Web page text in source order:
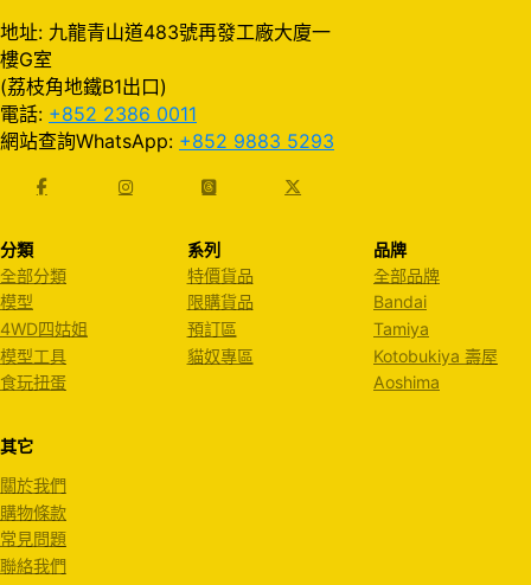
地址: 九龍青山道483號再發工廠大廈一
樓G室
(荔枝角地鐵B1出口)
電話: +852 2386 0011
網站查詢WhatsApp: +852 9883 5293
分類
全部分類
模型
4WD四姑姐
模型工具
食玩扭蛋
系列
特價貨品
限購貨品
預訂區
貓奴專區
品牌
全部品牌
Bandai
Tamiya
Kotobukiya 壽屋
Aoshima
其它
關於我們
購物條款
常見問題
聯絡我們